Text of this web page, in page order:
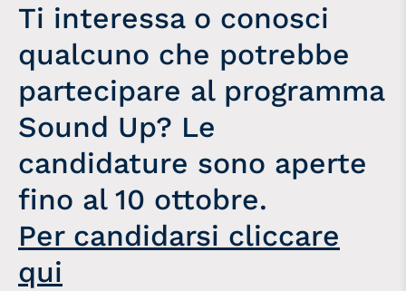
Ti interessa o conosci
qualcuno che potrebbe
partecipare al programma
Sound Up? Le
candidature sono aperte
fino al 10 ottobre.
Per candidarsi cliccare
qui